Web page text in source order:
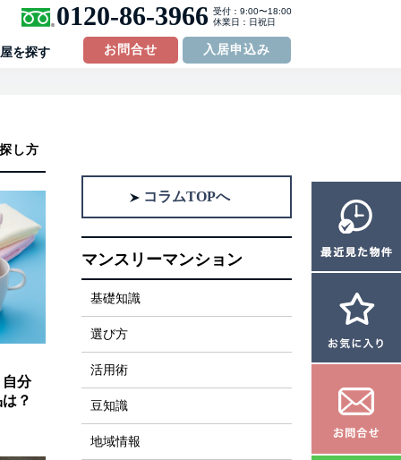
0120-86-3966 受付：9:00〜18:00
休業日：日祝日
を探す お問合せ 入居申込み
コラムTOPへ
マンスリーマンション
基礎知識
選び方
活用術
豆知識
地域情報
し方
自分
？